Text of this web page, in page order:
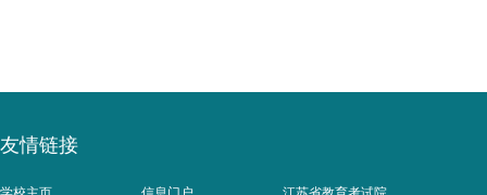
友情链接